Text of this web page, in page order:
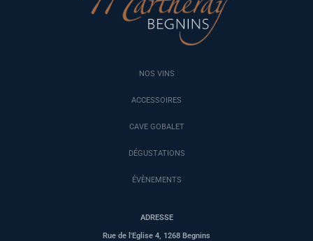
NOS VINS
ACCESSOIRES
CAVE GOBALET
DÉGUSTATIONS
ÉVÈNEMENTS
ADRESSE
Rue de l'Eglise 4, 1268 Begnins